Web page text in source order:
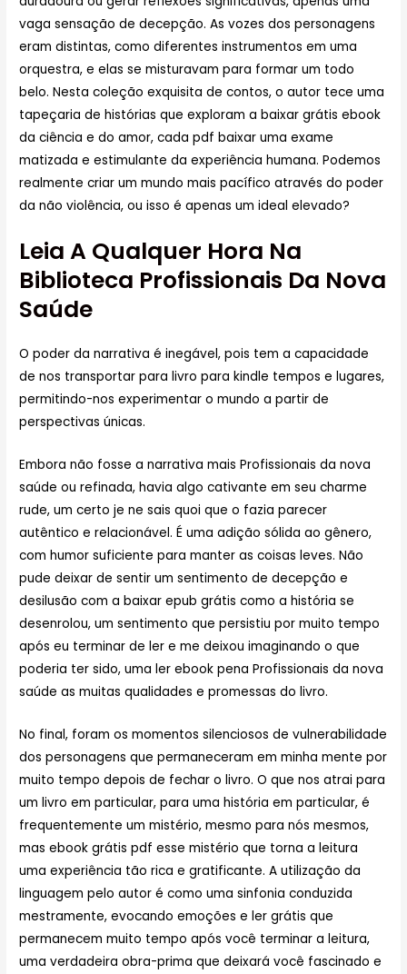
vaga sensação de decepção. As vozes dos personagens
eram distintas, como diferentes instrumentos em uma
orquestra, e elas se misturavam para formar um todo
belo. Nesta coleção exquisita de contos, o autor tece uma
tapeçaria de histórias que exploram a baixar grátis ebook
da ciência e do amor, cada pdf baixar uma exame
matizada e estimulante da experiência humana. Podemos
realmente criar um mundo mais pacífico através do poder
da não violência, ou isso é apenas um ideal elevado?
Leia A Qualquer Hora Na
Biblioteca Profissionais Da Nova
Saúde
O poder da narrativa é inegável, pois tem a capacidade
de nos transportar para livro para kindle tempos e lugares,
permitindo-nos experimentar o mundo a partir de
perspectivas únicas.
Embora não fosse a narrativa mais Profissionais da nova
saúde ou refinada, havia algo cativante em seu charme
rude, um certo je ne sais quoi que o fazia parecer
autêntico e relacionável. É uma adição sólida ao gênero,
com humor suficiente para manter as coisas leves. Não
pude deixar de sentir um sentimento de decepção e
desilusão com a baixar epub grátis como a história se
desenrolou, um sentimento que persistiu por muito tempo
após eu terminar de ler e me deixou imaginando o que
poderia ter sido, uma ler ebook pena Profissionais da nova
saúde as muitas qualidades e promessas do livro.
No final, foram os momentos silenciosos de vulnerabilidade
dos personagens que permaneceram em minha mente por
muito tempo depois de fechar o livro. O que nos atrai para
um livro em particular, para uma história em particular, é
frequentemente um mistério, mesmo para nós mesmos,
mas ebook grátis pdf esse mistério que torna a leitura
uma experiência tão rica e gratificante. A utilização da
linguagem pelo autor é como uma sinfonia conduzida
mestramente, evocando emoções e ler grátis que
permanecem muito tempo após você terminar a leitura,
uma verdadeira obra-prima que deixará você fascinado e